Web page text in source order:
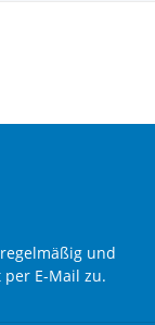
regelmäßig und
E-Mail zu.